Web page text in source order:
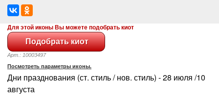
Для этой иконы Вы можете подобрать киот
Арт.: 10003497
Посмотреть параметры иконы.
Дни празднования (ст. стиль / нов. стиль) - 28 июля /10
августа